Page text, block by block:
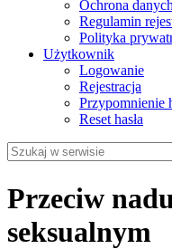
Ochrona
Regulamin
Polityka
Użytkownik
Logowanie
Rejestracja
Przypomnienie
Reset hasła
Przeciw
seksualnym